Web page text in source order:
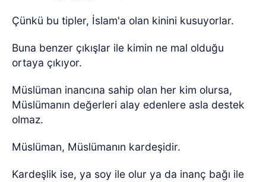
Çünkü bu tipler, İslam'a olan kinini kusuyorlar.
Buna benzer çıkışlar ile kimin ne mal olduğu
ortaya çıkıyor.
Müslüman inancına sahip olan her kim olursa,
Müslümanın değerleri alay edenlere asla destek
olmaz.
Müslüman, Müslümanın kardeşidir.
Kardeşlik ise, ya soy ile olur ya da inanç bağı ile